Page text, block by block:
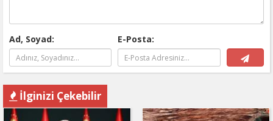
Ad, Soyad: E-Posta:
İlginizi Çekebilir